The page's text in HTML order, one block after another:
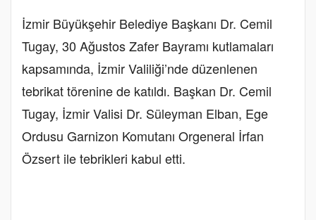
İzmir Büyükşehir Belediye Başkanı Dr. Cemil
Tugay, 30 Ağustos Zafer Bayramı kutlamaları
kapsamında, İzmir Valiliği’nde düzenlenen
tebrikat törenine de katıldı. Başkan Dr. Cemil
Tugay, İzmir Valisi Dr. Süleyman Elban, Ege
Ordusu Garnizon Komutanı Orgeneral İrfan
Özsert ile tebrikleri kabul etti.